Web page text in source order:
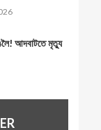
আদবাটতে মৃত্যু